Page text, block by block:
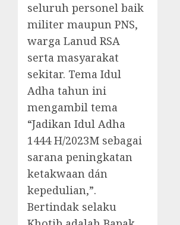
seluruh personel baik
militer maupun PNS,
warga Lanud RSA
serta masyarakat
sekitar. Tema Idul
Adha tahun ini
mengambil tema
“Jadikan Idul Adha
1444 H/2023M sebagai
sarana peningkatan
ketakwaan dán
kepedulian,”.
Bertindak selaku